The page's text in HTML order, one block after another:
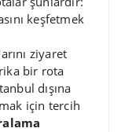
keşfetmek
ziyaret
bir rota
dışına
için tercih